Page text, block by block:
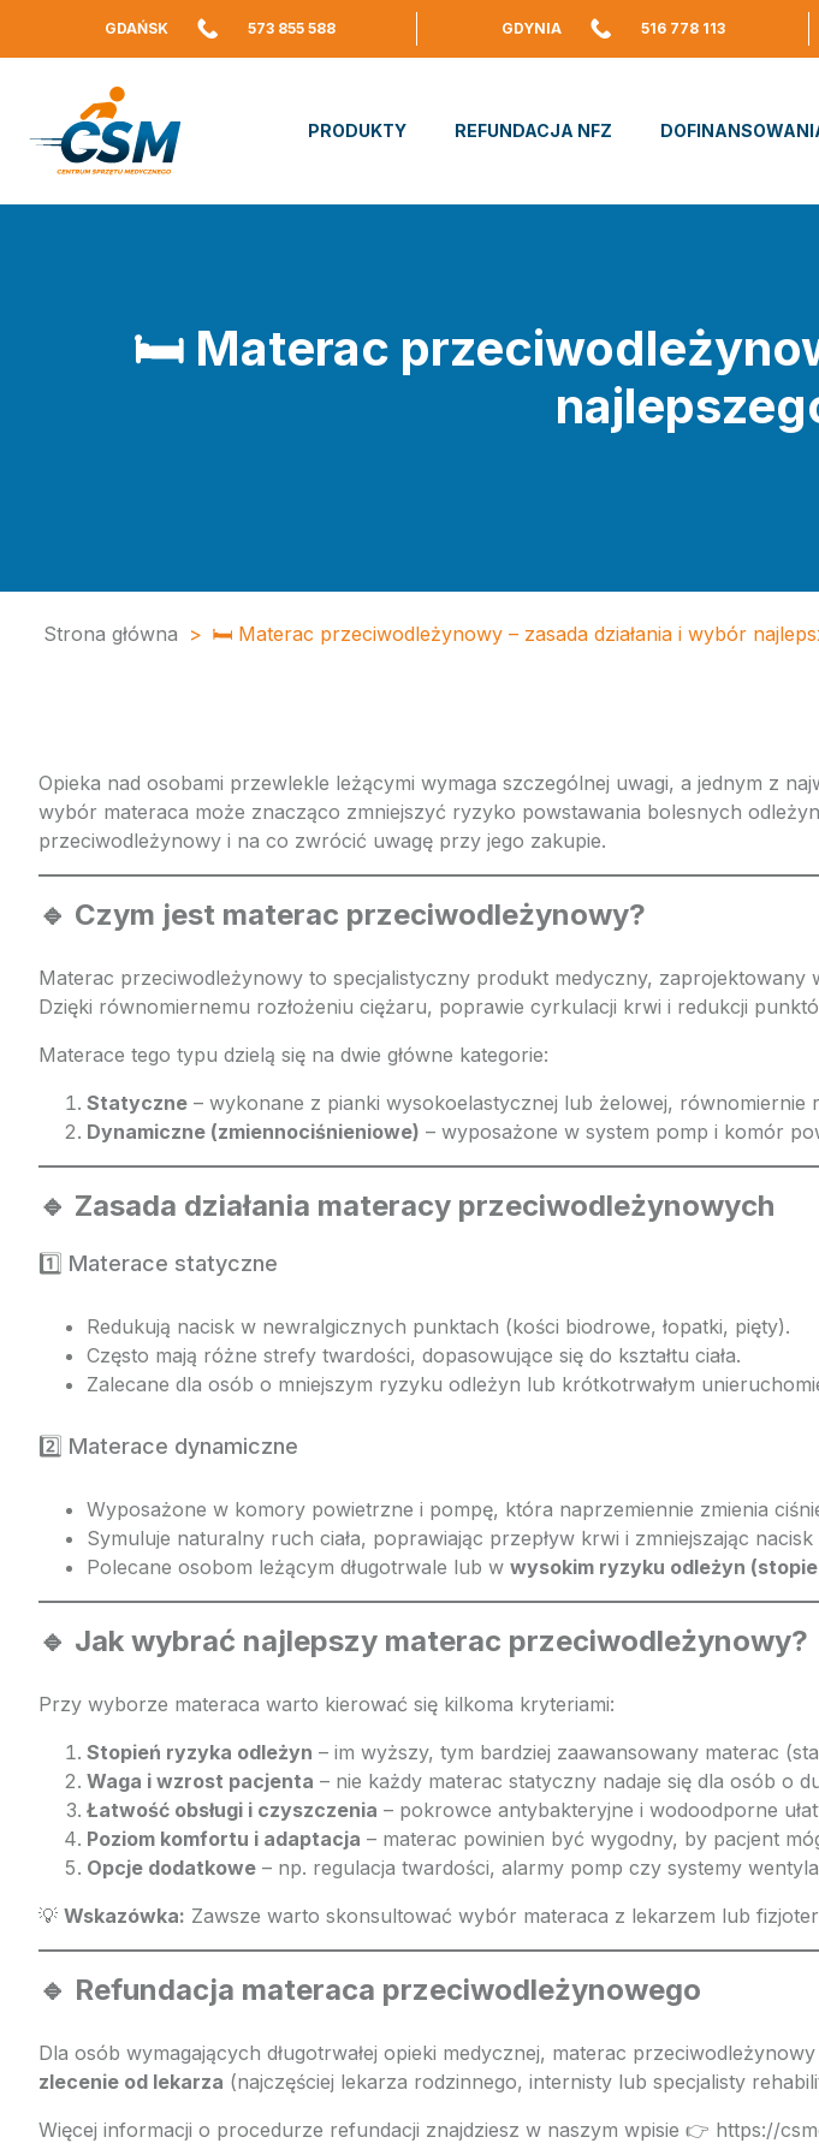
GDAŃSK 573 855 588 GDYNIA 516 778 113
PRODUKTY REFUNDACJA NFZ
🛏️ Materac
Strona główna > 🛏️ Materac przeciwodleżynowy – zasada działania i wybór
Opieka nad osobami przewlekle leżącymi wymaga szczególnej uwagi, a jednym z
wybór materaca może znacząco zmniejszyć ryzyko powstawania bolesnych
przeciwodleżynowy i na co zwrócić uwagę przy jego zakupie.
🔹 Czym jest materac przeciwodleżynowy?
Materac przeciwodleżynowy to specjalistyczny produkt medyczny, zaprojektowany
Dzięki równomiernemu rozłożeniu ciężaru, poprawie cyrkulacji krwi i redukcji
Materace tego typu dzielą się na dwie główne kategorie:
Statyczne – wykonane z pianki wysokoelastycznej lub żelowej, równomiernie
Dynamiczne (zmiennociśnieniowe) – wyposażone w system pomp i komór
🔹 Zasada działania materacy przeciwodleżynowych
1️⃣ Materace statyczne
Redukują nacisk w newralgicznych punktach (kości biodrowe, łopatki, pięty).
Często mają różne strefy twardości, dopasowujące się do kształtu ciała.
Zalecane dla osób o mniejszym ryzyku odleżyn lub krótkotrwałym
2️⃣ Materace dynamiczne
Wyposażone w komory powietrzne i pompę, która naprzemiennie zmienia
Symuluje naturalny ruch ciała, poprawiając przepływ krwi i zmniejszając
Polecane osobom leżącym długotrwale lub w wysokim ryzyku odleżyn
🔹 Jak wybrać najlepszy materac przeciwodleżynowy?
Przy wyborze materaca warto kierować się kilkoma kryteriami:
Stopień ryzyka odleżyn – im wyższy, tym bardziej zaawansowany materac
Waga i wzrost pacjenta – nie każdy materac statyczny nadaje się dla osób o
Łatwość obsługi i czyszczenia – pokrowce antybakteryjne i wodoodporne
Poziom komfortu i adaptacja – materac powinien być wygodny, by pacjent
Opcje dodatkowe – np. regulacja twardości, alarmy pomp czy systemy
💡 Wskazówka: Zawsze warto skonsultować wybór materaca z lekarzem lub
🔹 Refundacja materaca przeciwodleżynowego
Dla osób wymagających długotrwałej opieki medycznej, materac
zlecenie od lekarza (najczęściej lekarza rodzinnego, internisty lub specjalisty
Więcej informacji o procedurze refundacji znajdziesz w naszym wpisie 👉 https://